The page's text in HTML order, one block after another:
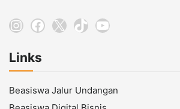
Instagram
Facebook
X TikTokYouTube
Links
Beasiswa Jalur Undangan